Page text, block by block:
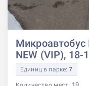
Микроавтобус
NEW (VIP), 18-
Единиц в парке:7